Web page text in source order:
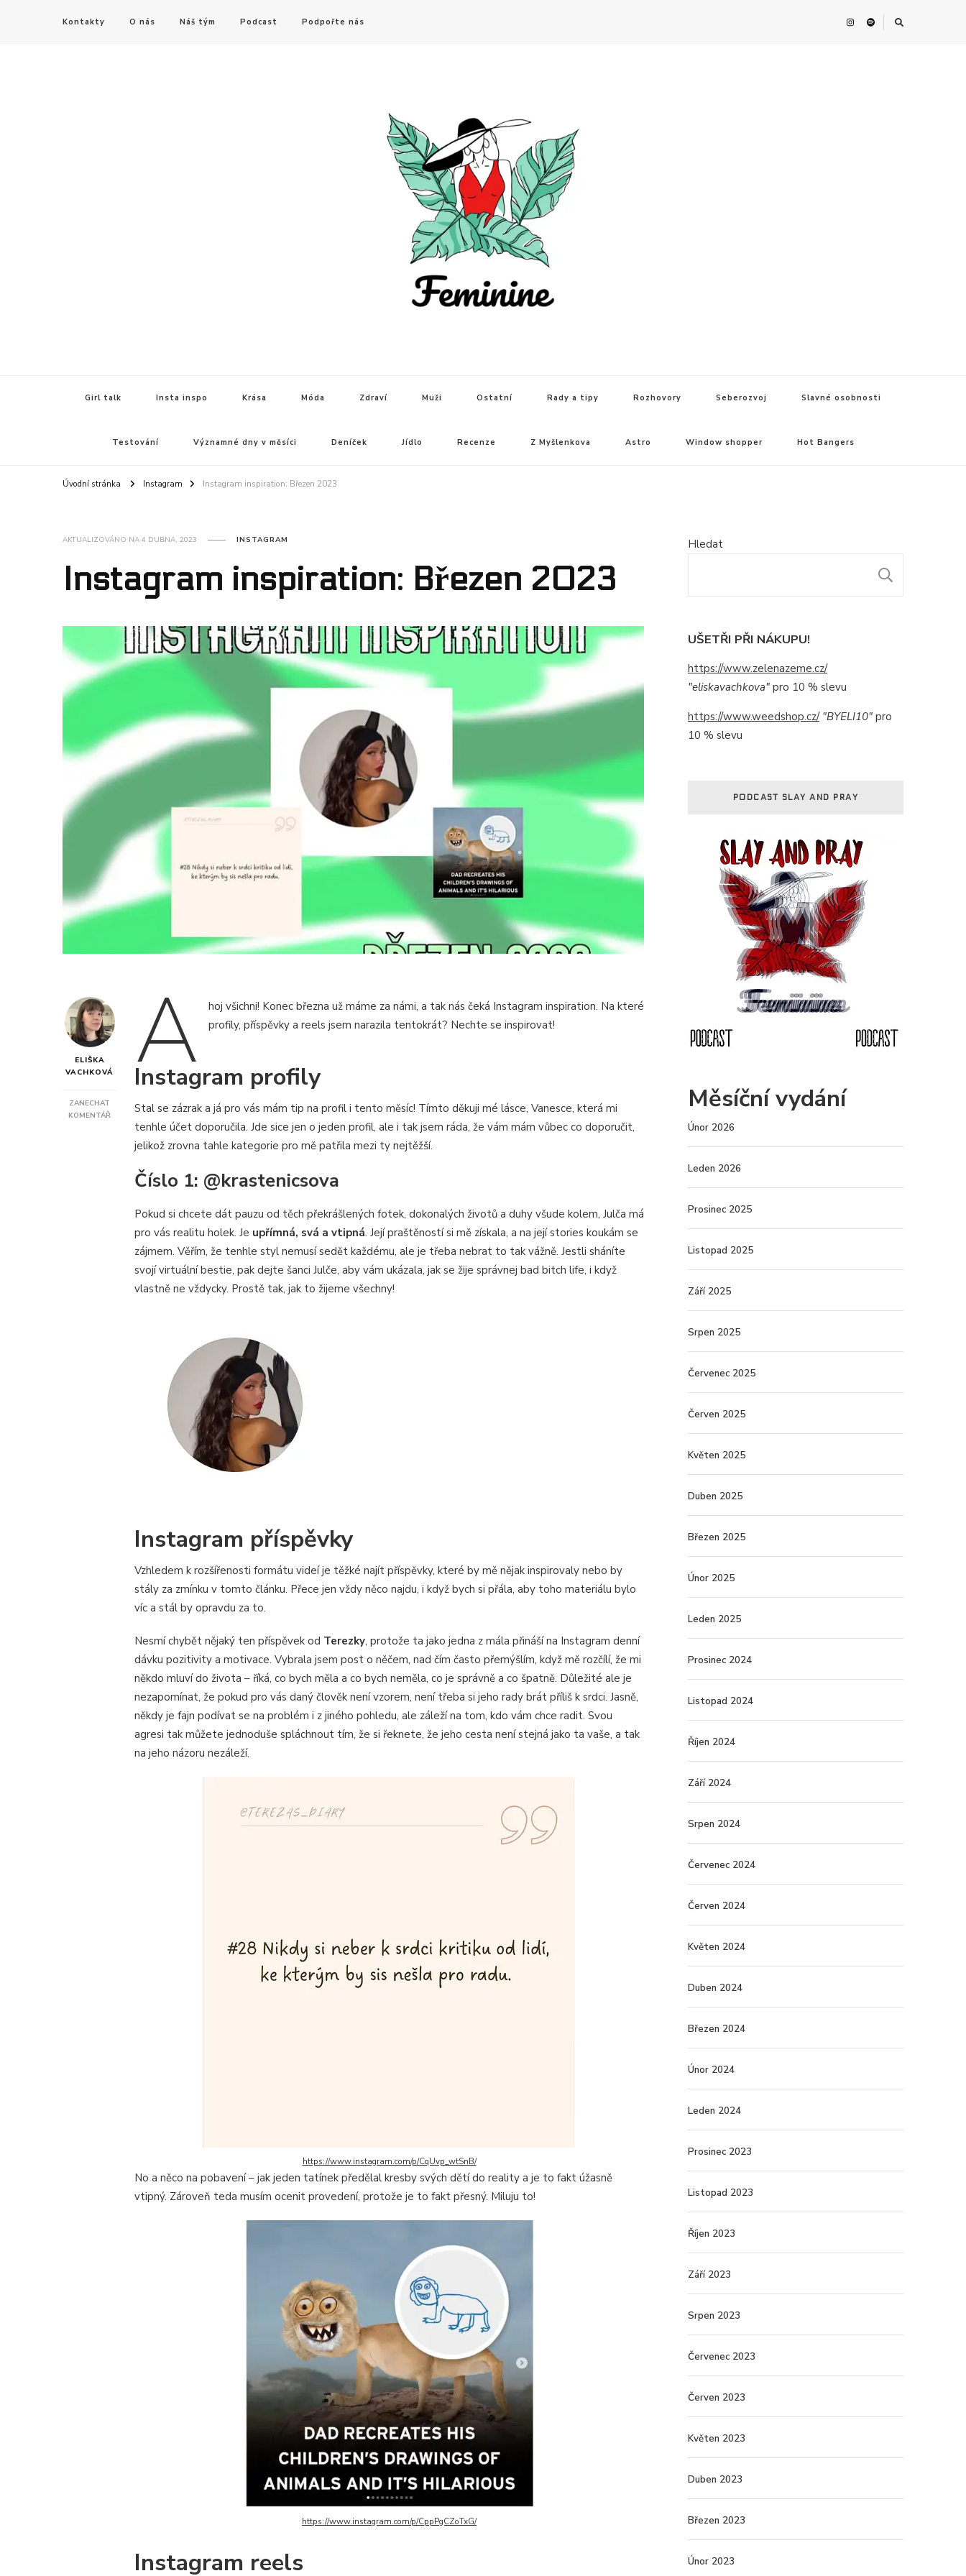
Kontakty O nás Náš tým Podcast Podpořte nás
Girl talk Insta inspo Krása Móda Zdraví Muži Ostatní Rady a tipy Rozhovory Seberozvoj Slavné osobnosti
Testování Významné dny v měsíci Deníček Jídlo Recenze Z Myšlenkova Astro Window shopper Hot Bangers
Úvodní stránka Instagram Instagram inspiration: Březen 2023
AKTUALIZOVÁNO NA 4 DUBNA, 2023 INSTAGRAM
Instagram inspiration: Březen 2023
ELIŠKA
VACHKOVÁ
ZANECHAT
KOMENTÁŘ
INSTAGRAM
INSPIRATION:
BŘEZEN
A
hoj všichni! Konec března už máme za námi, a tak nás čeká Instagram inspiration. Na které
profily, příspěvky a reels jsem narazila tentokrát? Nechte se inspirovat!
Instagram profily
Stal se zázrak a já pro vás mám tip na profil i tento měsíc! Tímto děkuji mé lásce, Vanesce, která mi
tenhle účet doporučila. Jde sice jen o jeden profil, ale i tak jsem ráda, že vám mám vůbec co doporučit,
jelikož zrovna tahle kategorie pro mě patřila mezi ty nejtěžší.
Číslo 1: @krastenicsova
Pokud si chcete dát pauzu od těch překrášlených fotek, dokonalých životů a duhy všude kolem, Julča má
pro vás realitu holek. Je upřímná, svá a vtipná. Její praštěností si mě získala, a na její stories koukám se
zájmem. Věřím, že tenhle styl nemusí sedět každému, ale je třeba nebrat to tak vážně. Jestli sháníte
svojí virtuální bestie, pak dejte šanci Julče, aby vám ukázala, jak se žije správnej bad bitch life, i když
vlastně ne vždycky. Prostě tak, jak to žijeme všechny!
Instagram příspěvky
Vzhledem k rozšířenosti formátu videí je těžké najít příspěvky, které by mě nějak inspirovaly nebo by
stály za zmínku v tomto článku. Přece jen vždy něco najdu, i když bych si přála, aby toho materiálu bylo
víc a stál by opravdu za to.
Nesmí chybět nějaký ten příspěvek od Terezky, protože ta jako jedna z mála přináší na Instagram denní
dávku pozitivity a motivace. Vybrala jsem post o něčem, nad čím často přemýšlím, když mě rozčílí, že mi
někdo mluví do života – říká, co bych měla a co bych neměla, co je správně a co špatně. Důležité ale je
nezapomínat, že pokud pro vás daný člověk není vzorem, není třeba si jeho rady brát příliš k srdci. Jasně,
někdy je fajn podívat se na problém i z jiného pohledu, ale záleží na tom, kdo vám chce radit. Svou
agresi tak můžete jednoduše spláchnout tím, že si řeknete, že jeho cesta není stejná jako ta vaše, a tak
na jeho názoru nezáleží.
https://www.instagram.com/p/CqUvp_wtSnB/
No a něco na pobavení – jak jeden tatínek předělal kresby svých dětí do reality a je to fakt úžasně
vtipný. Zároveň teda musím ocenit provedení, protože je to fakt přesný. Miluju to!
https://www.instagram.com/p/CppPgCZoTxG/
Instagram reels
Hledat
UŠETŘI PŘI NÁKUPU!
https://www.zelenazeme.cz/
"eliskavachkova" pro 10 % slevu
https://www.weedshop.cz/ "BYELI10" pro
10 % slevu
PODCAST SLAY AND PRAY
Měsíční vydání
Únor 2026
Leden 2026
Prosinec 2025
Listopad 2025
Září 2025
Srpen 2025
Červenec 2025
Červen 2025
Květen 2025
Duben 2025
Březen 2025
Únor 2025
Leden 2025
Prosinec 2024
Listopad 2024
Říjen 2024
Září 2024
Srpen 2024
Červenec 2024
Červen 2024
Květen 2024
Duben 2024
Březen 2024
Únor 2024
Leden 2024
Prosinec 2023
Listopad 2023
Říjen 2023
Září 2023
Srpen 2023
Červenec 2023
Červen 2023
Květen 2023
Duben 2023
Březen 2023
Únor 2023